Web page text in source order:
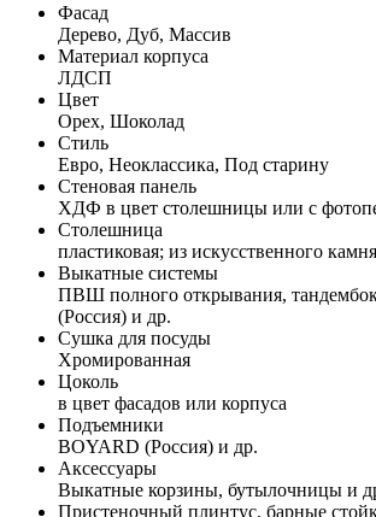
Фасад
Дерево, Дуб, Массив
Материал корпуса
ЛДСП
Цвет
Орех, Шоколад
Стиль
Евро, Неоклассика, Под старину
Стеновая панель
ХДФ в цвет столешницы или с
Столешница
пластиковая; из искусственного камня
Выкатные системы
ПВШ полного открывания,
(Россия) и др.
Сушка для посуды
Хромированная
Цоколь
в цвет фасадов или корпуса
Подъемники
BOYARD (Россия) и др.
Аксессуары
Выкатные корзины, бутылочницы и
Пристеночный плинтус, барные